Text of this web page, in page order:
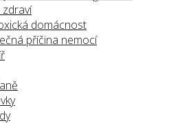
zdraví
domácnost
příčina nemocí